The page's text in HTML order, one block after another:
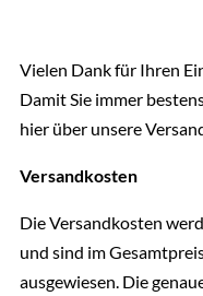
Vielen Dank für Ihren
Damit Sie immer
hier über unsere
Versandkosten
Die Versandkosten
und sind im
ausgewiesen. Die